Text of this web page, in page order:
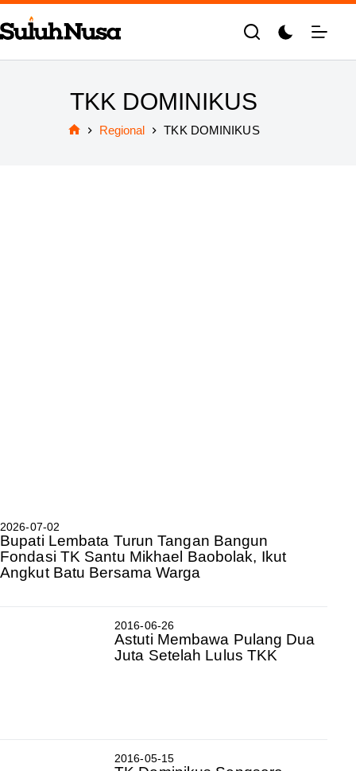
Skip
to
content
TKK DOMINIKUS
Regional TKK DOMINIKUS
2026-07-02
Bupati Lembata Turun Tangan Bangun
Fondasi TK Santu Mikhael Baobolak, Ikut
Angkut Batu Bersama Warga
2016-06-26
Astuti Membawa Pulang Dua
Juta Setelah Lulus TKK
2016-05-15